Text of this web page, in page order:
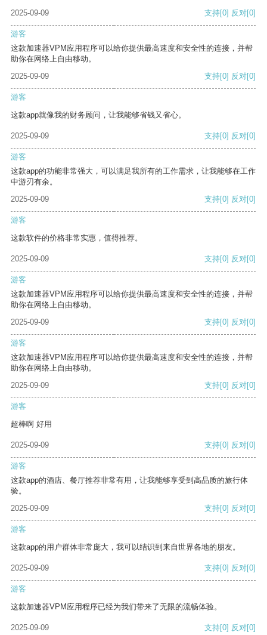
2025-09-09 支持[0] 反对[0]
游客
这款加速器VPM应用程序可以给你提供最高速度和安全性的连接，并帮
助你在网络上自由移动。
2025-09-09
支持[0] 反对[0]
游客
这款app就像我的财务顾问，让我能够省钱又省心。
2025-09-09 支持[0] 反对[0]
游客
这款app的功能非常强大，可以满足我所有的工作需求，让我能够在工作
中游刃有余。
2025-09-09
支持[0] 反对[0]
游客
这款软件的价格非常实惠，值得推荐。
2025-09-09 支持[0] 反对[0]
游客
这款加速器VPM应用程序可以给你提供最高速度和安全性的连接，并帮
助你在网络上自由移动。
2025-09-09
支持[0] 反对[0]
游客
这款加速器VPM应用程序可以给你提供最高速度和安全性的连接，并帮
助你在网络上自由移动。
2025-09-09
支持[0] 反对[0]
游客
超棒啊 好用
2025-09-09 支持[0] 反对[0]
游客
这款app的酒店、餐厅推荐非常有用，让我能够享受到高品质的旅行体
验。
2025-09-09
支持[0] 反对[0]
游客
这款app的用户群体非常庞大，我可以结识到来自世界各地的朋友。
2025-09-09 支持[0] 反对[0]
游客
这款加速器VPM应用程序已经为我们带来了无限的流畅体验。
2025-09-09 支持[0] 反对[0]